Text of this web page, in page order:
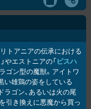
トアニアの伝承における
」やエストニアの「ピスハ
ゴン型の魔獣。アイトワ
い雄鶏の姿をしている
ラゴン、あるいは火の尾
引き換えに悪魔から買っ